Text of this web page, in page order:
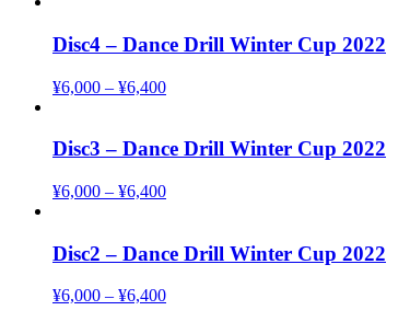
Disc4 – Dance Drill Winter Cup 2022
¥6,000 – ¥6,400
Disc3 – Dance Drill Winter Cup 2022
¥6,000 – ¥6,400
Disc2 – Dance Drill Winter Cup 2022
¥6,000 – ¥6,400